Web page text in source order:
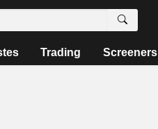
Trading Screeners